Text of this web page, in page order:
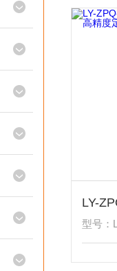
型号：